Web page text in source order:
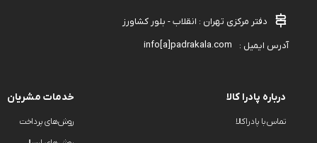
دفتر مرکزی تهران : انقلاب - بلور کشاورز
آدرس ایمیل :
info[a]padrakala.com
درباره پادرا کالا
تماس با پادراکالا
خدمات مشریان
روش‌های پرداخت